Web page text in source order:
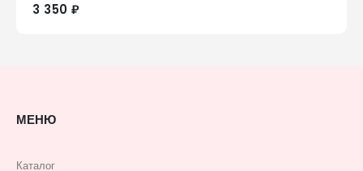
3 350 ₽
МЕНЮ
Каталог